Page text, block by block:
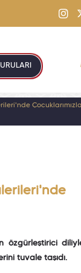
özgürleştirici
tuvale taşıdı.